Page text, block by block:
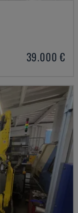
39.000 €